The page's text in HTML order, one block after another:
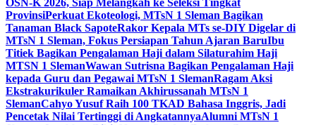
OSN-K 2026, Siap Melangkah ke Seleksi Tingkat
ProvinsiPerkuat Ekoteologi, MTsN 1 Sleman Bagikan
Tanaman Black SapoteRakor Kepala MTs se-DIY Digelar di
MTsN 1 Sleman, Fokus Persiapan Tahun Ajaran BaruIbu
Titiek Bagikan Pengalaman Haji dalam Silaturahim Haji
MTSN 1 SlemanWawan Sutrisna Bagikan Pengalaman Haji
kepada Guru dan Pegawai MTsN 1 SlemanRagam Aksi
Ekstrakurikuler Ramaikan Akhirussanah MTsN 1
SlemanCahyo Yusuf Raih 100 TKAD Bahasa Inggris, Jadi
Pencetak Nilai Tertinggi di AngkatannyaAlumni MTsN 1